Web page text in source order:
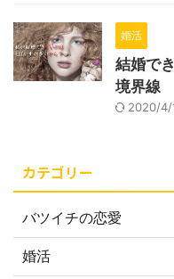
婚活
結婚で
境界線
2020/4/
カテゴリー
バツイチの恋愛
婚活